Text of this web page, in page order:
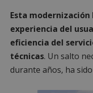
Esta
experiencia del
eficiencia del
técnicas. Un salto
durante años, ha
Las cookies
inicio de sesión
El sitio web no
las cookies